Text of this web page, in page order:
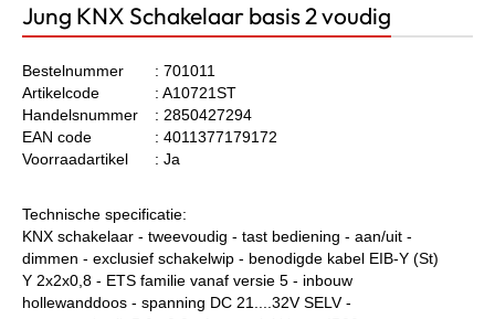
Jung KNX Schakelaar basis 2 voudig
Bestelnummer
: 701011
Artikelcode
: A10721ST
Handelsnummer
: 2850427294
EAN code
: 4011377179172
Voorraadartikel
: Ja
Technische specificatie:
KNX schakelaar - tweevoudig - tast bediening - aan/uit -
dimmen - exclusief schakelwip - benodigde kabel EIB-Y (St)
Y 2x2x0,8 - ETS familie vanaf versie 5 - inbouw
hollewanddoos - spanning DC 21....32V SELV -